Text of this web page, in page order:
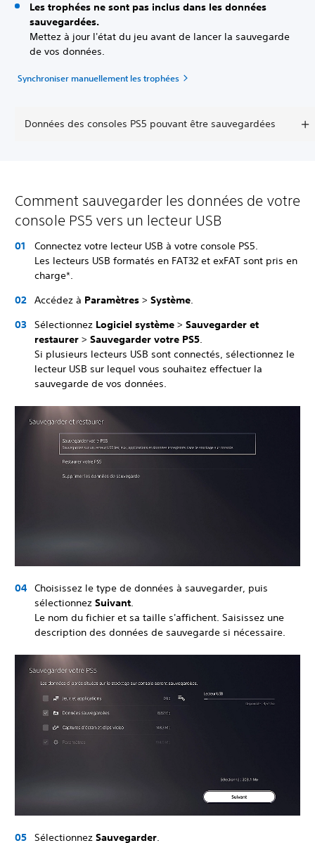
Les trophées ne sont pas inclus dans les données
sauvegardées.
Mettez à jour l'état du jeu avant de lancer la sauvegarde
de vos données.
Synchroniser manuellement les trophées
Données des consoles PS5 pouvant être sauvegardées
Comment sauvegarder les données de votre
console PS5 vers un lecteur USB
Connectez votre lecteur USB à votre console PS5.
Les lecteurs USB formatés en FAT32 et exFAT sont pris en
charge*.
Accédez à Paramètres > Système.
Sélectionnez Logiciel système > Sauvegarder et
restaurer > Sauvegarder votre PS5.
Si plusieurs lecteurs USB sont connectés, sélectionnez le
lecteur USB sur lequel vous souhaitez effectuer la
sauvegarde de vos données.
Choisissez le type de données à sauvegarder, puis
sélectionnez Suivant.
Le nom du fichier et sa taille s'affichent. Saisissez une
description des données de sauvegarde si nécessaire.
Sélectionnez Sauvegarder.